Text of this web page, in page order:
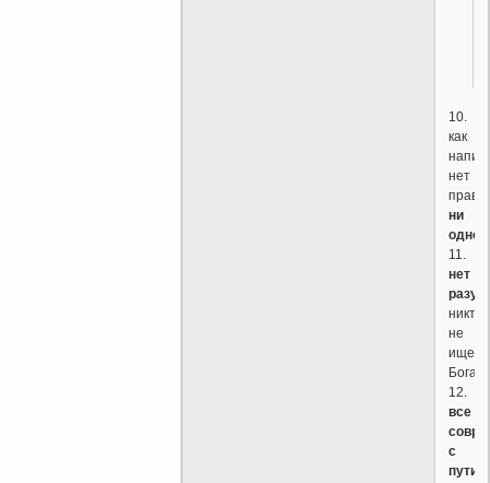
10.
как
нет
ни
11.
нет
никто
не
ищет
Бога;
12.
все
с
пути,